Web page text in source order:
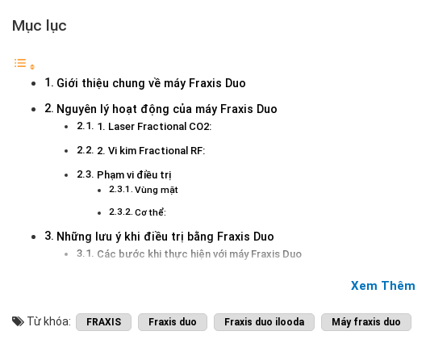
Mục lục
Giới thiệu chung về máy Fraxis Duo
Nguyên lý hoạt động của máy Fraxis Duo
1. Laser Fractional CO2:
2. Vi kim Fractional RF:
Phạm vi điều trị
Vùng mặt
Cơ thể:
Những lưu ý khi điều trị bằng Fraxis Duo
Các bước khi thực hiện với máy Fraxis Duo
Giới thiệu chung về máy Fraxis Duo
Xem Thêm
Từ khóa: FRAXIS Fraxis duo Fraxis duo ilooda Máy fraxis duo